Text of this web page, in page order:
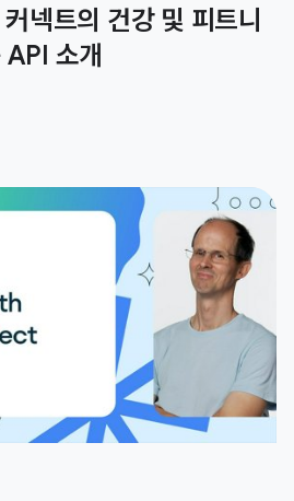
넥트의 건강 및 피트니
소개